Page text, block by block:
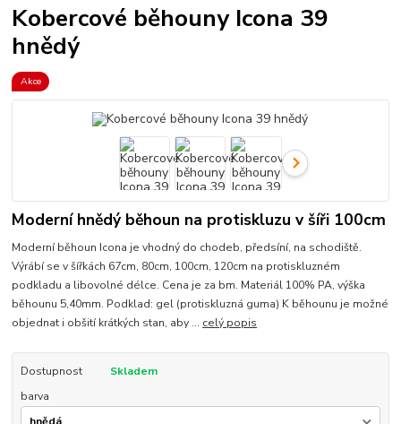
Kobercové běhouny Icona 39
hnědý
Akce
Moderní hnědý běhoun na protiskluzu v šíři 100cm
Moderní běhoun Icona je vhodný do chodeb, předsíní, na schodiště.
Výrábí se v šířkách 67cm, 80cm, 100cm, 120cm na protiskluzném
podkladu a libovolné délce. Cena je za bm. Materiál 100% PA, výška
běhounu 5,40mm. Podklad: gel (protiskluzná guma) K běhounu je možné
objednat i obšití krátkých stan, aby ... celý popis
Dostupnost
Skladem
barva